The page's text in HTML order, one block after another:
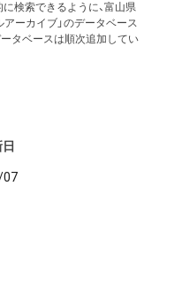
検索できるように、富山県
ーカイブ」のデータベース
タベースは順次追加してい
07